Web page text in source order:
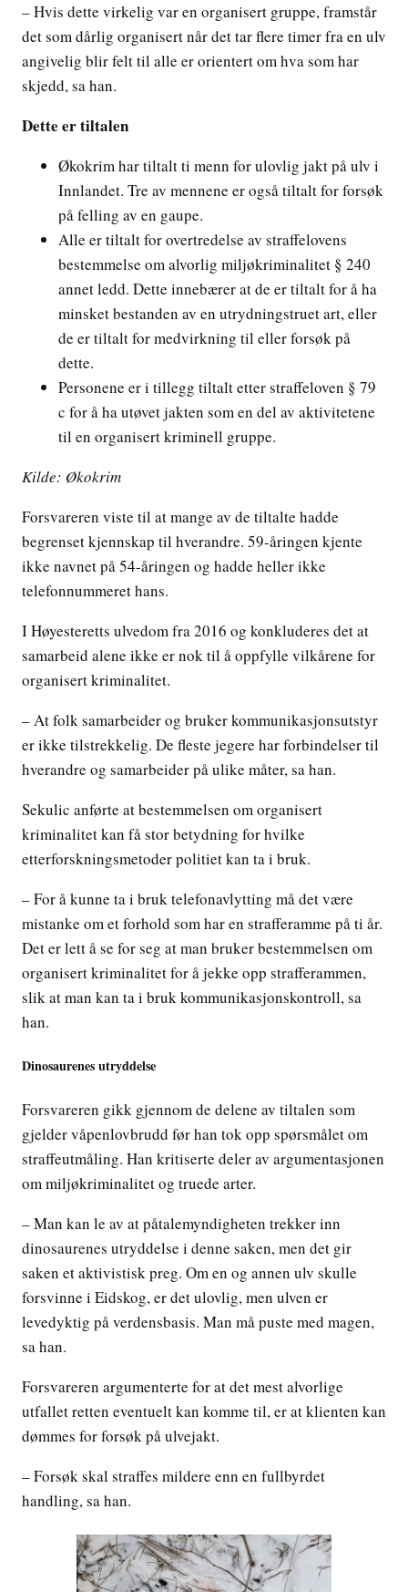
– Hvis dette virkelig var en organisert gruppe, framstår
det som dårlig organisert når det tar flere timer fra en ulv
angivelig blir felt til alle er orientert om hva som har
skjedd, sa han.
Dette er tiltalen
Økokrim har tiltalt ti menn for ulovlig jakt på ulv i
Innlandet. Tre av mennene er også tiltalt for forsøk
på felling av en gaupe.
Alle er tiltalt for overtredelse av straffelovens
bestemmelse om alvorlig miljøkriminalitet § 240
annet ledd. Dette innebærer at de er tiltalt for å ha
minsket bestanden av en utrydningstruet art, eller
de er tiltalt for medvirkning til eller forsøk på
dette.
Personene er i tillegg tiltalt etter straffeloven § 79
c for å ha utøvet jakten som en del av aktivitetene
til en organisert kriminell gruppe.
Kilde: Økokrim
Forsvareren viste til at mange av de tiltalte hadde
begrenset kjennskap til hverandre. 59-åringen kjente
ikke navnet på 54-åringen og hadde heller ikke
telefonnummeret hans.
I Høyesteretts ulvedom fra 2016 og konkluderes det at
samarbeid alene ikke er nok til å oppfylle vilkårene for
organisert kriminalitet.
– At folk samarbeider og bruker kommunikasjonsutstyr
er ikke tilstrekkelig. De fleste jegere har forbindelser til
hverandre og samarbeider på ulike måter, sa han.
Sekulic anførte at bestemmelsen om organisert
kriminalitet kan få stor betydning for hvilke
etterforskningsmetoder politiet kan ta i bruk.
– For å kunne ta i bruk telefonavlytting må det være
mistanke om et forhold som har en strafferamme på ti år.
Det er lett å se for seg at man bruker bestemmelsen om
organisert kriminalitet for å jekke opp strafferammen,
slik at man kan ta i bruk kommunikasjonskontroll, sa
han.
Dinosaurenes utryddelse
Forsvareren gikk gjennom de delene av tiltalen som
gjelder våpenlovbrudd før han tok opp spørsmålet om
straffeutmåling. Han kritiserte deler av argumentasjonen
om miljøkriminalitet og truede arter.
– Man kan le av at påtalemyndigheten trekker inn
dinosaurenes utryddelse i denne saken, men det gir
saken et aktivistisk preg. Om en og annen ulv skulle
forsvinne i Eidskog, er det ulovlig, men ulven er
levedyktig på verdensbasis. Man må puste med magen,
sa han.
Forsvareren argumenterte for at det mest alvorlige
utfallet retten eventuelt kan komme til, er at klienten kan
dømmes for forsøk på ulvejakt.
– Forsøk skal straffes mildere enn en fullbyrdet
handling, sa han.